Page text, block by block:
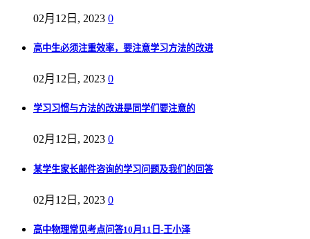
02月12日, 2023 0
高中生必须注重效率，要注意学习方法的改进
02月12日, 2023 0
学习习惯与方法的改进是同学们要注意的
02月12日, 2023 0
某学生家长邮件咨询的学习问题及我们的回答
02月12日, 2023 0
高中物理常见考点问答10月11日-王小泽